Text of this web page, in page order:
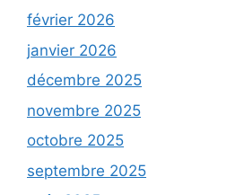
février 2026
janvier 2026
décembre 2025
novembre 2025
octobre 2025
septembre 2025